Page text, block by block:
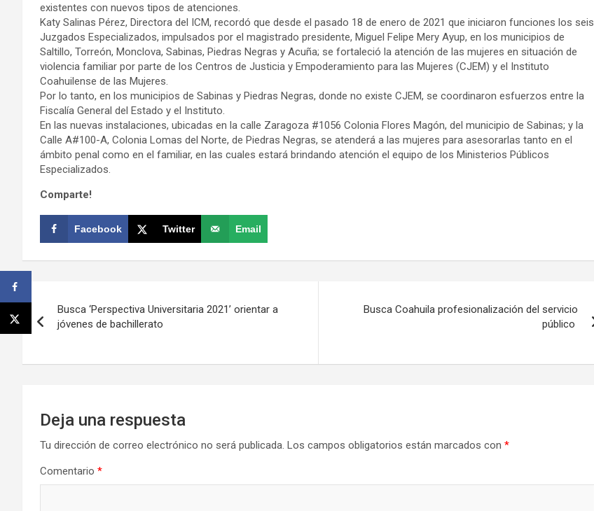
existentes con nuevos tipos de atenciones.
Katy Salinas Pérez, Directora del ICM, recordó que desde el pasado 18 de enero de 2021 que iniciaron funciones los seis
Juzgados Especializados, impulsados por el magistrado presidente, Miguel Felipe Mery Ayup, en los municipios de
Saltillo, Torreón, Monclova, Sabinas, Piedras Negras y Acuña; se fortaleció la atención de las mujeres en situación de
violencia familiar por parte de los Centros de Justicia y Empoderamiento para las Mujeres (CJEM) y el Instituto
Coahuilense de las Mujeres.
Por lo tanto, en los municipios de Sabinas y Piedras Negras, donde no existe CJEM, se coordinaron esfuerzos entre la
Fiscalía General del Estado y el Instituto.
En las nuevas instalaciones, ubicadas en la calle Zaragoza #1056 Colonia Flores Magón, del municipio de Sabinas; y la
Calle A#100-A, Colonia Lomas del Norte, de Piedras Negras, se atenderá a las mujeres para asesorarlas tanto en el
ámbito penal como en el familiar, en las cuales estará brindando atención el equipo de los Ministerios Públicos
Especializados.
Comparte!
Facebook Twitter Email
de
Busca ‘Perspectiva Universitaria 2021’ orientar a
jóvenes de bachillerato
Busca Coahuila profesionalización del servicio
público
Deja una respuesta
Tu dirección de correo electrónico no será publicada. Los campos obligatorios están marcados con *
Comentario *